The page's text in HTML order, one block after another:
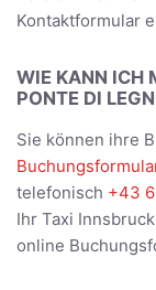
Kontaktformular
WIE KANN ICH
PONTE DI
Sie können ihre
telefonisch +43
Ihr Taxi
online